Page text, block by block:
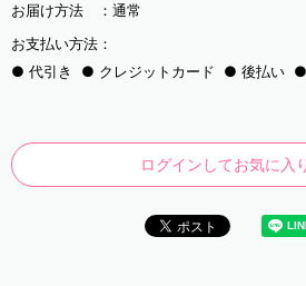
お届け方法 ： 通常
お支払い方法：
代引き
クレジットカード 後払い
ログインしてお気に入